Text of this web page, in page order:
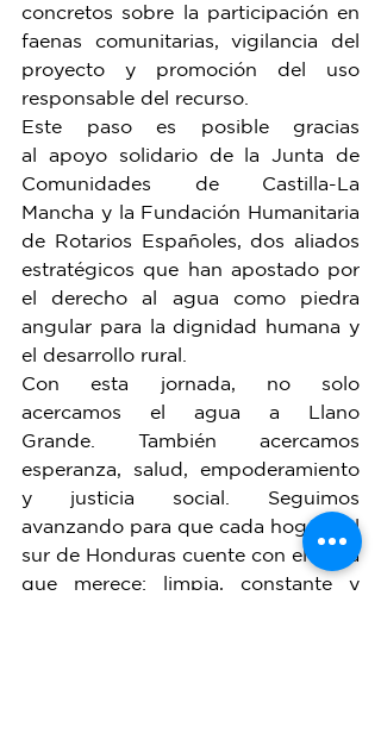
concretos sobre la participación en
faenas comunitarias, vigilancia del
proyecto y promoción del uso
responsable del recurso.
Este paso es posible gracias
al apoyo solidario de la Junta de
Comunidades de Castilla-La
Mancha y la Fundación Humanitaria
de Rotarios Españoles, dos aliados
estratégicos que han apostado por
el derecho al agua como piedra
angular para la dignidad humana y
el desarrollo rural.
Con esta jornada, no solo
acercamos el agua a Llano
Grande. También acercamos
esperanza, salud, empoderamiento
y justicia social. Seguimos
avanzando para que cada hogar del
sur de Honduras cuente con el agua
que merece: limpia, constante y